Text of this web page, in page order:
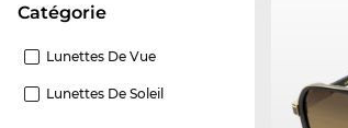
Catégorie
Lunettes De Vue
Lunettes De Soleil